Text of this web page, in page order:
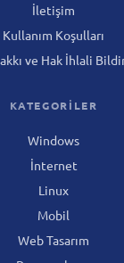
İletişim
Kullanım Koşulları
ve Hak İhlali
KATEGORILER
Windows
İnternet
Linux
Mobil
Web Tasarım